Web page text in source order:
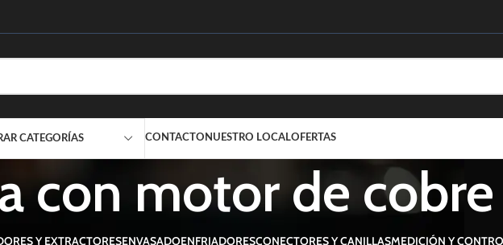
CATEGORÍAS CONTACTO NUESTRO LOCALOFERTAS
con motor de cobre
Y EXTRACTORESENVASADOENFRIADORESCONECTORES Y CANILLASMEDICIÓN Y